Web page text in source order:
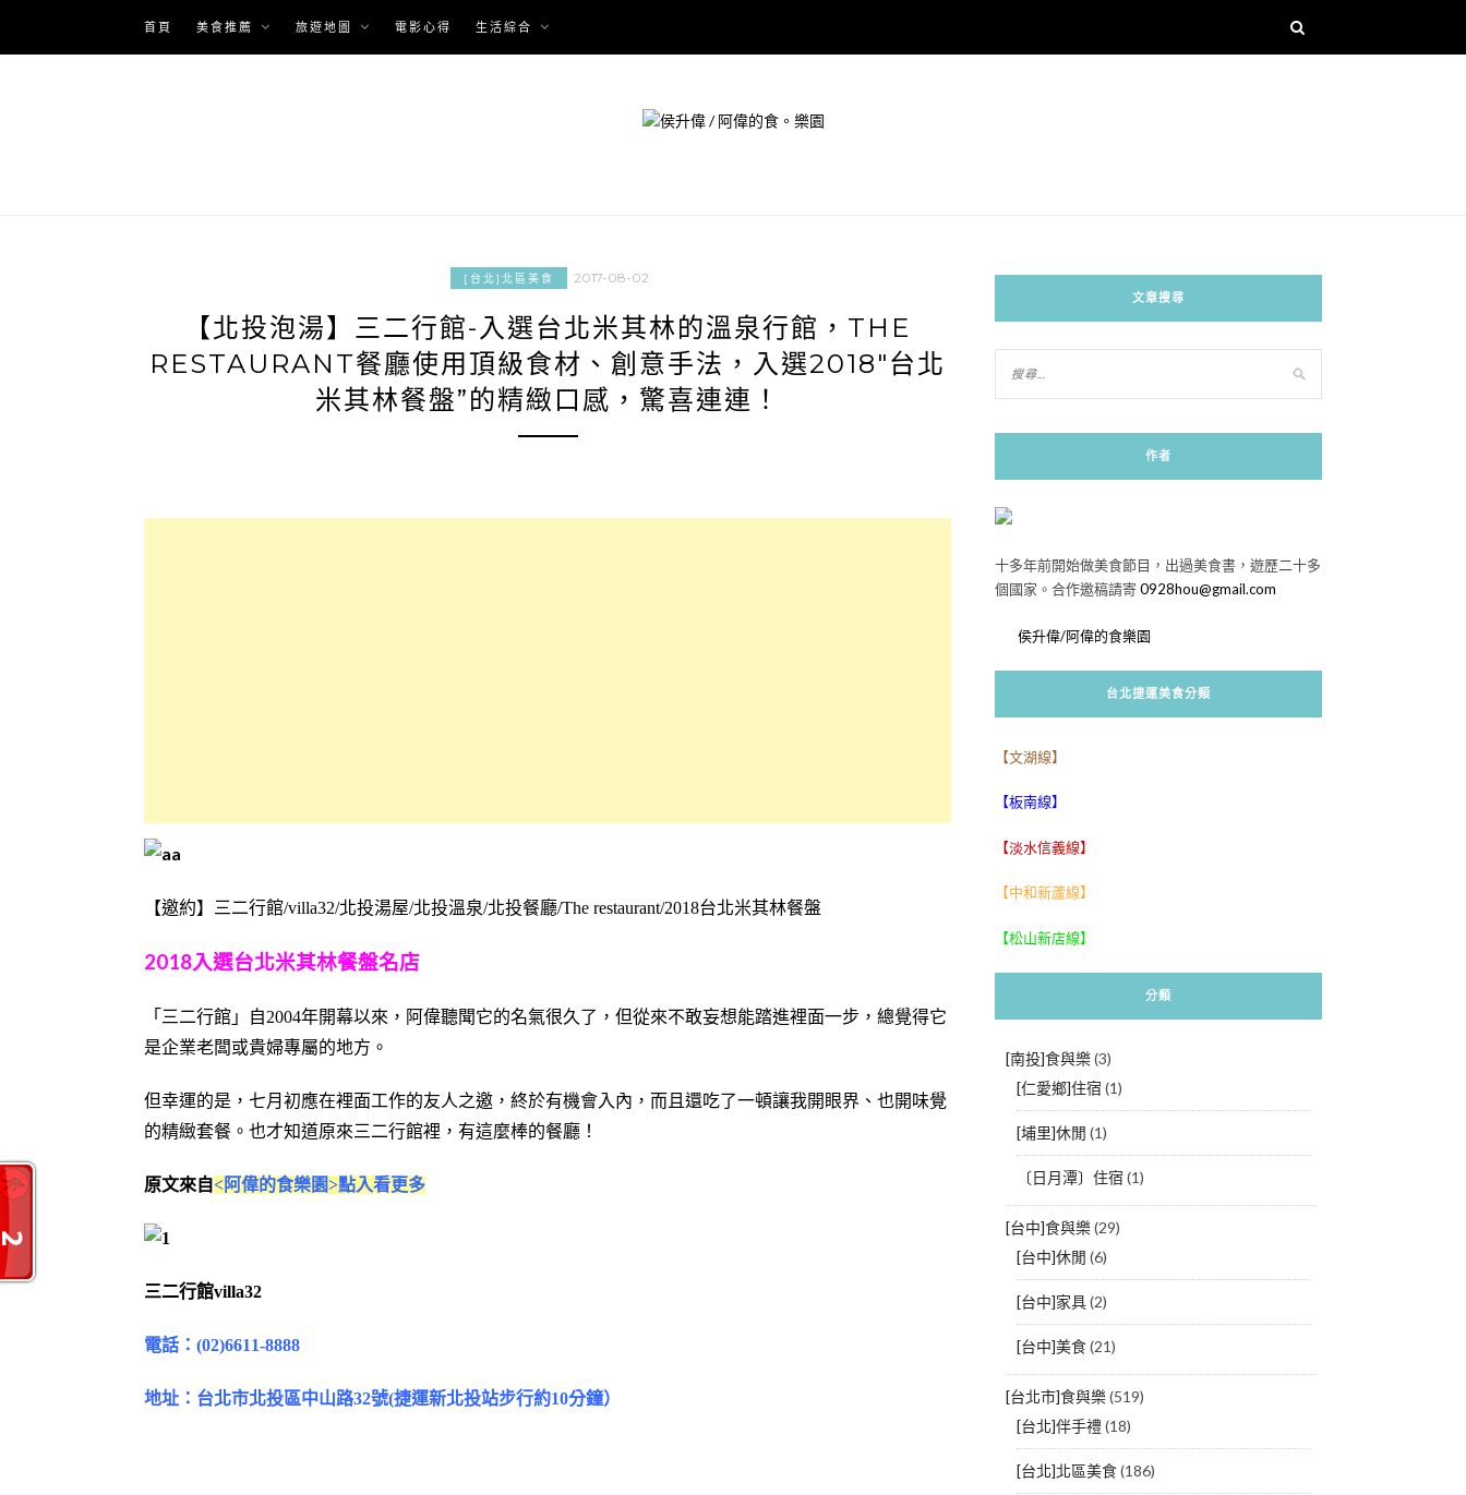
content
首頁 美食推薦 旅遊地圖 電影心得 生活綜合
[台北]北區美食 2017-08-02
【北投泡湯】三二行館-入選台北米其林的溫泉行館，THE
RESTAURANT餐廳使用頂級食材、創意手法，入選2018″台北
米其林餐盤”的精緻口感，驚喜連連！
【邀約】三二行館/villa32/北投湯屋/北投溫泉/北投餐廳/The restaurant/2018台北米其林餐盤
2018入選台北米其林餐盤名店
「三二行館」自2004年開幕以來，阿偉聽聞它的名氣很久了，但從來不敢妄想能踏進裡面一步，總覺得它
是企業老闆或貴婦專屬的地方。
但幸運的是，七月初應在裡面工作的友人之邀，終於有機會入內，而且還吃了一頓讓我開眼界、也開味覺
的精緻套餐。也才知道原來三二行館裡，有這麼棒的餐廳！
原文來自<阿偉的食樂園>點入看更多
三二行館villa32
電話：(02)6611-8888
地址：台北市北投區中山路32號(捷運新北投站步行約10分鐘）
文章搜尋
作者
十多年前開始做美食節目，出過美食書，遊歷二十多
個國家。合作邀稿請寄0928hou@gmail.com
侯升偉/阿偉的食樂園
台北捷運美食分類
【文湖線】
【板南線】
【淡水信義線】
【中和新蘆線】
【松山新店線】
分類
[南投]食與樂(3)
[仁愛鄉]住宿 (1)
[埔里]休閒 (1)
〔日月潭〕住宿 (1)
[台中]食與樂(29)
[台中]休閒 (6)
[台中]家具(2)
[台中]美食(21)
[台北市]食與樂(519)
[台北]伴手禮(18)
[台北]北區美食(186)